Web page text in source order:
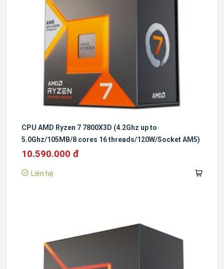
CPU AMD Ryzen 7 7800X3D (4.2Ghz up to
5.0Ghz/105MB/8 cores 16 threads/120W/Socket AM5)
10.590.000 đ
Liên hệ